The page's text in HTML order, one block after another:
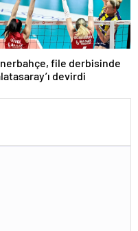
file derbisinde
devirdi